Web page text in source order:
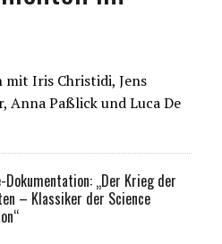
mit Iris Christidi, Jens
Anna Paßlick und Luca De
„Der Krieg der
– Klassiker der Science